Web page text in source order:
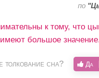
по
к тому, что
большое
толкование сна? Да